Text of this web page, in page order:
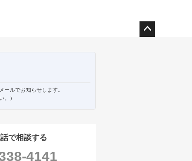
ールでお知らせします。
。）
で相談する
4141